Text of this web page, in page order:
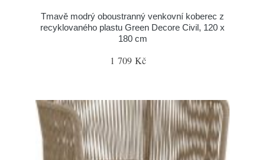
Tmavě modrý oboustranný venkovní koberec z
recyklovaného plastu Green Decore Civil, 120 x
180 cm
1 709 Kč